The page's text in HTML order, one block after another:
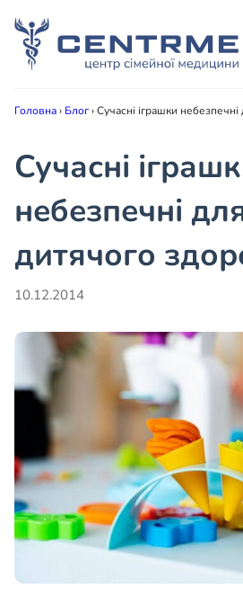
Головна› Блог›Сучасні іграшки небезпечні
Сучасні
небезпечні
дитячого
10.12.2014